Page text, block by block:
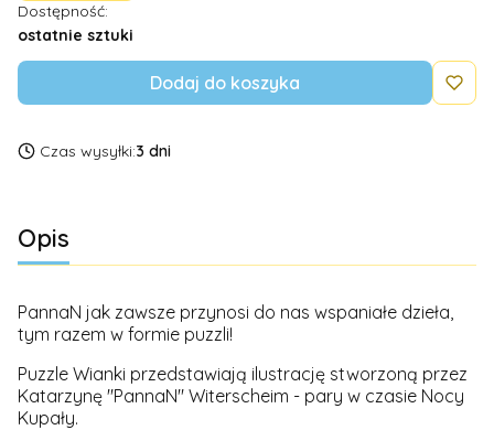
Dostępność:
ostatnie sztuki
Dodaj do koszyka
Czas wysyłki:3 dni
Opis
PannaN jak zawsze przynosi do nas wspaniałe dzieła,
tym razem w formie puzzli!
Puzzle Wianki przedstawiają ilustrację stworzoną przez
Katarzynę "PannaN" Witerscheim - pary w czasie Nocy
Kupały.